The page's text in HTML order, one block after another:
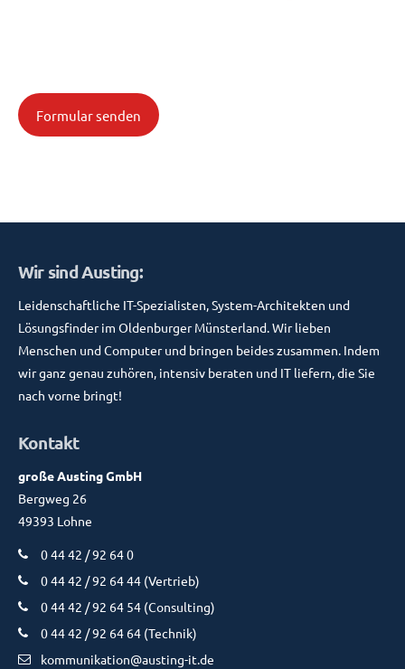
Formular senden
Wir sind Austing:
Leidenschaftliche IT-Spezialisten, System-Architekten und
Lösungsfinder im Oldenburger Münsterland. Wir lieben
Menschen und Computer und bringen beides zusammen. Indem
wir ganz genau zuhören, intensiv beraten und IT liefern, die Sie
nach vorne bringt!
Kontakt
große Austing GmbH
Bergweg 26
49393 Lohne
0 44 42 / 92 64 0
0 44 42 / 92 64 44 (Vertrieb)
0 44 42 / 92 64 54 (Consulting)
0 44 42 / 92 64 64 (Technik)
kommunikation@austing-it.de